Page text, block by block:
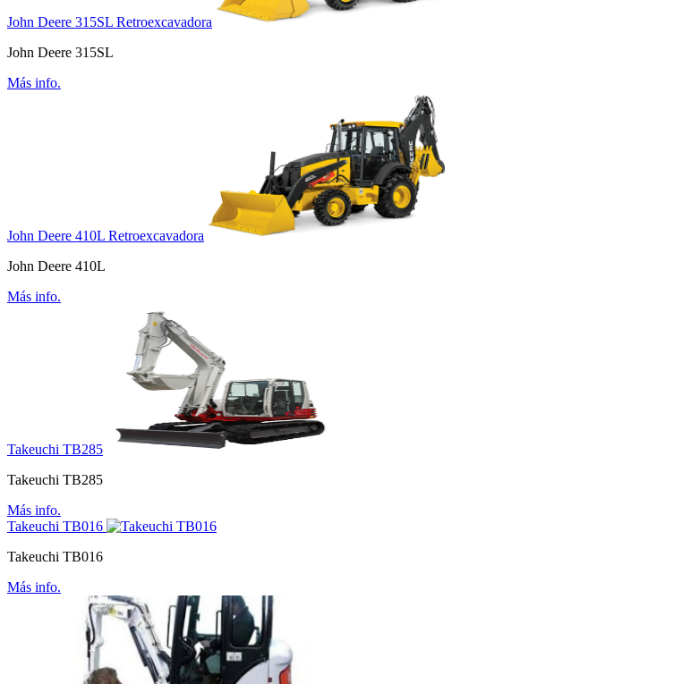
John Deere 315SL Retroexcavadora
John Deere 315SL
Más info.
John Deere 410L Retroexcavadora
John Deere 410L
Más info.
Takeuchi TB285
Takeuchi TB285
Más info.
Takeuchi TB016
Takeuchi TB016
Más info.